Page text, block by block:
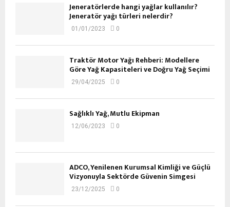
Jeneratörlerde hangi yağlar kullanılır?
Jeneratör yağı türleri nelerdir?
01/01/2023 0
Traktör Motor Yağı Rehberi: Modellere
Göre Yağ Kapasiteleri ve Doğru Yağ Seçimi
29/04/2025 0
Sağlıklı Yağ, Mutlu Ekipman
12/06/2023 0
ADCO, Yenilenen Kurumsal Kimliği ve Güçlü
Vizyonuyla Sektörde Güvenin Simgesi
23/12/2025 0